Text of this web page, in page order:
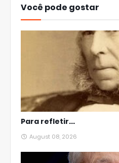
Você pode gostar
Para refletir...
August 08, 2026